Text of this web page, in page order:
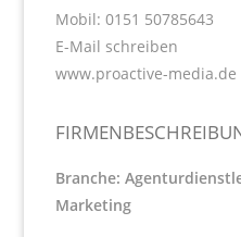
Mobil: 0151 50785643
E-Mail schreiben
www.proactive-media.de
Branche:
Marketing